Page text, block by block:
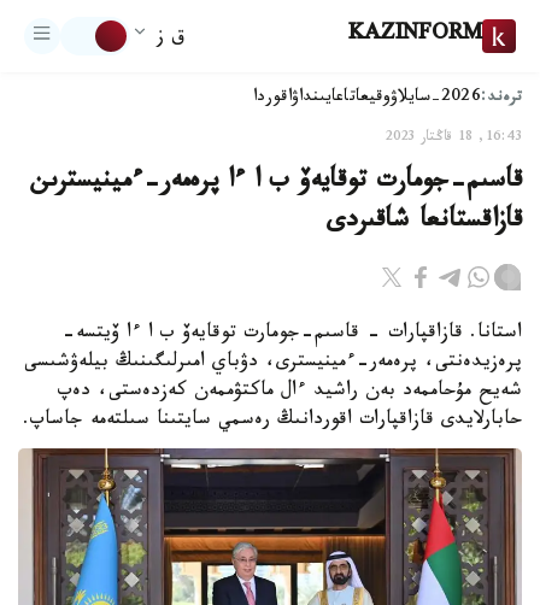
KAZINFORM ق ز
ترەند:2026-سايلاۋ وقيعاتاعايىنداۋاقوردا
16:43, 18 قاڭتار 2023
قاسىم-جومارت توقايەۆ ب ا ءا پرەمەر-ءمينيسترىن
قازاقستانعا شاقىردى
استانا. قازاقپارات - قاسىم-جومارت توقايەۆ ب ا ءا ۆيتسە-
پرەزيدەنتى، پرەمەر-ءمينيسترى، دۋباي امىرلىگىنىڭ بيلەۋشىسى
شەيح مۇحاممەد بەن راشيد ءال ماكتۋممەن كەزدەستى، دەپ
حابارلايدى قازاقپارات اقوردانىڭ رەسمي سايتىنا سىلتەمە جاساپ.